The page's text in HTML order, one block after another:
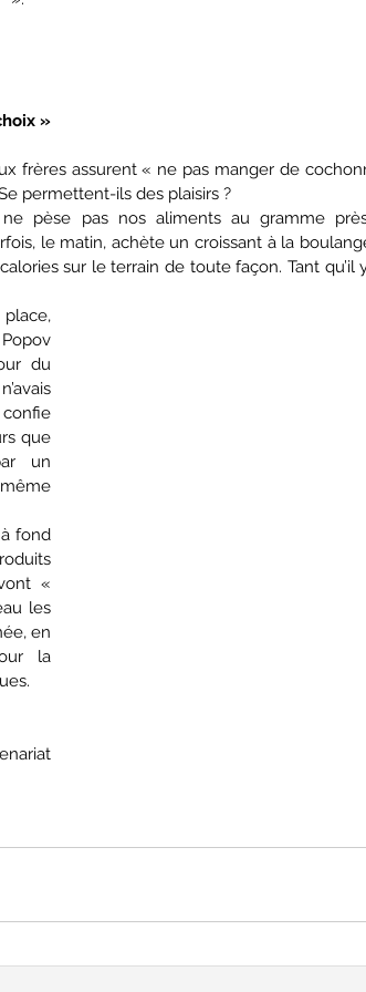
»
permettent-ils des plaisirs ?
pèse pas nos aliments au gramme
le matin, achète un croissant à la
sur le terrain de toute façon. Tant qu’il
du
confie
que
un
fond
«
les
en
la